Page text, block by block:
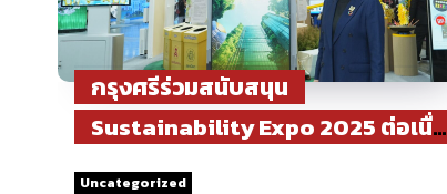
กรุงศรีร่วมสนับสนุน
Sustainability Expo 2025 ต่อเนื่อง
ปีที่ 2 ตอกย้ำบทบาท“ธนาคารชั้นนำ
Uncategorized